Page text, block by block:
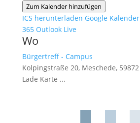
Zum Kalender hinzufügen
ICS herunterladen Google Kalender
365 Outlook Live
Wo
Bürgertreff - Campus
Kolpingstraße 20, Meschede, 59872
Lade Karte ...